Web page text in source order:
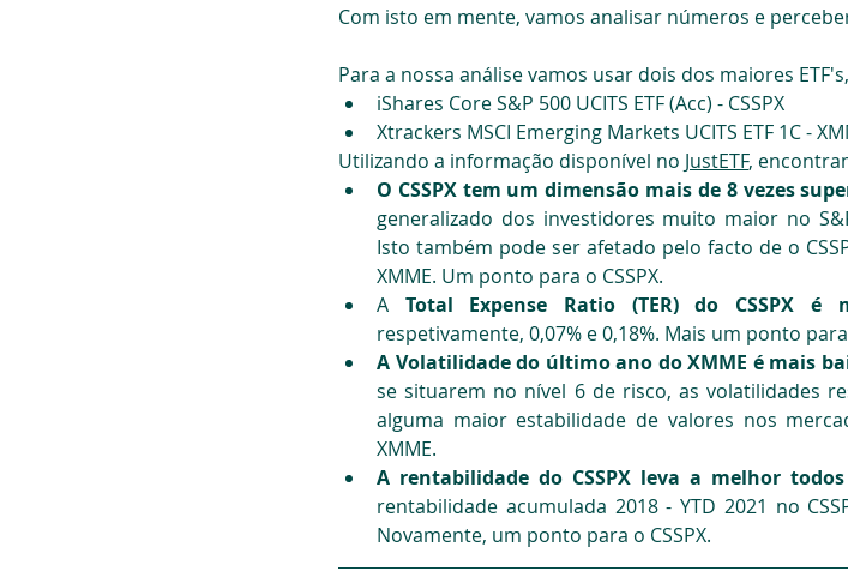
Com isto em mente, vamos analisar números e
Para a nossa análise vamos usar dois dos maiores
iShares Core S&P 500 UCITS ETF (Acc) - CSSPX
Xtrackers MSCI Emerging Markets UCITS ETF 1C -
Utilizando a informação disponível no JustETF,
O CSSPX tem um dimensão mais de 8 vezes
generalizado dos investidores muito maior no
Isto também pode ser afetado pelo facto de o
XMME. Um ponto para o CSSPX.
A Total Expense Ratio (TER) do CSSPX é
respetivamente, 0,07% e 0,18%. Mais um ponto para
A Volatilidade do último ano do XMME é mais
se situarem no nível 6 de risco, as volatilidades
alguma maior estabilidade de valores nos
XMME.
A rentabilidade do CSSPX leva a melhor
rentabilidade acumulada 2018 - YTD 2021 no
Novamente, um ponto para o CSSPX.